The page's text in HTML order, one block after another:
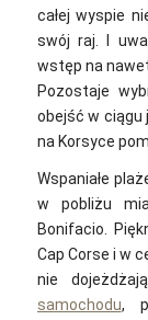
całej wyspie
swój raj. I
wstęp na
Pozostaje
obejść w ciągu
na Korsyce
Wspaniałe
w pobliżu
Bonifacio.
Cap Corse i w
nie
samochodu,